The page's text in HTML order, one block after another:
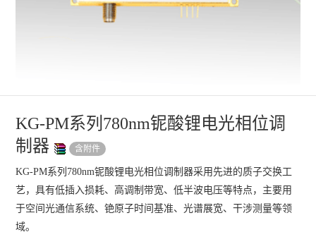
KG-PM系列780nm铌酸锂电光相位调
制器
含附件
KG-PM系列780nm铌酸锂电光相位调制器采用先进的质子交换工
艺，具有低插入损耗、高调制带宽、低半波电压等特点，主要用
于空间光通信系统、铯原子时间基准、光谱展宽、干涉测量等领
域。